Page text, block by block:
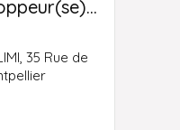
35 Rue de